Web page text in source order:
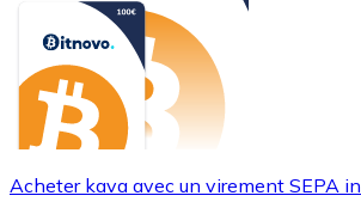
Acheter kava avec un virement SEPA